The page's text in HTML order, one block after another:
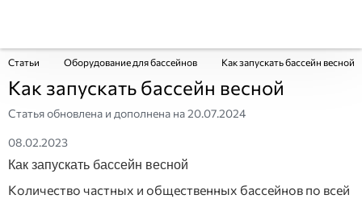
Статьи Оборудование для бассейнов Как запускать бассейн весной
Как запускать бассейн весной
Статья обновлена и дополнена на20.07.2024
08.02.2023
Как запускать бассейн весной
Количество частных и общественных бассейнов по всей